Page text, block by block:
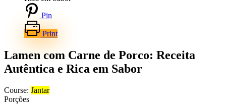
Pin
Print
Lamen com Carne de Porco: Receita
Autêntica e Rica em Sabor
Course: Jantar
Porções